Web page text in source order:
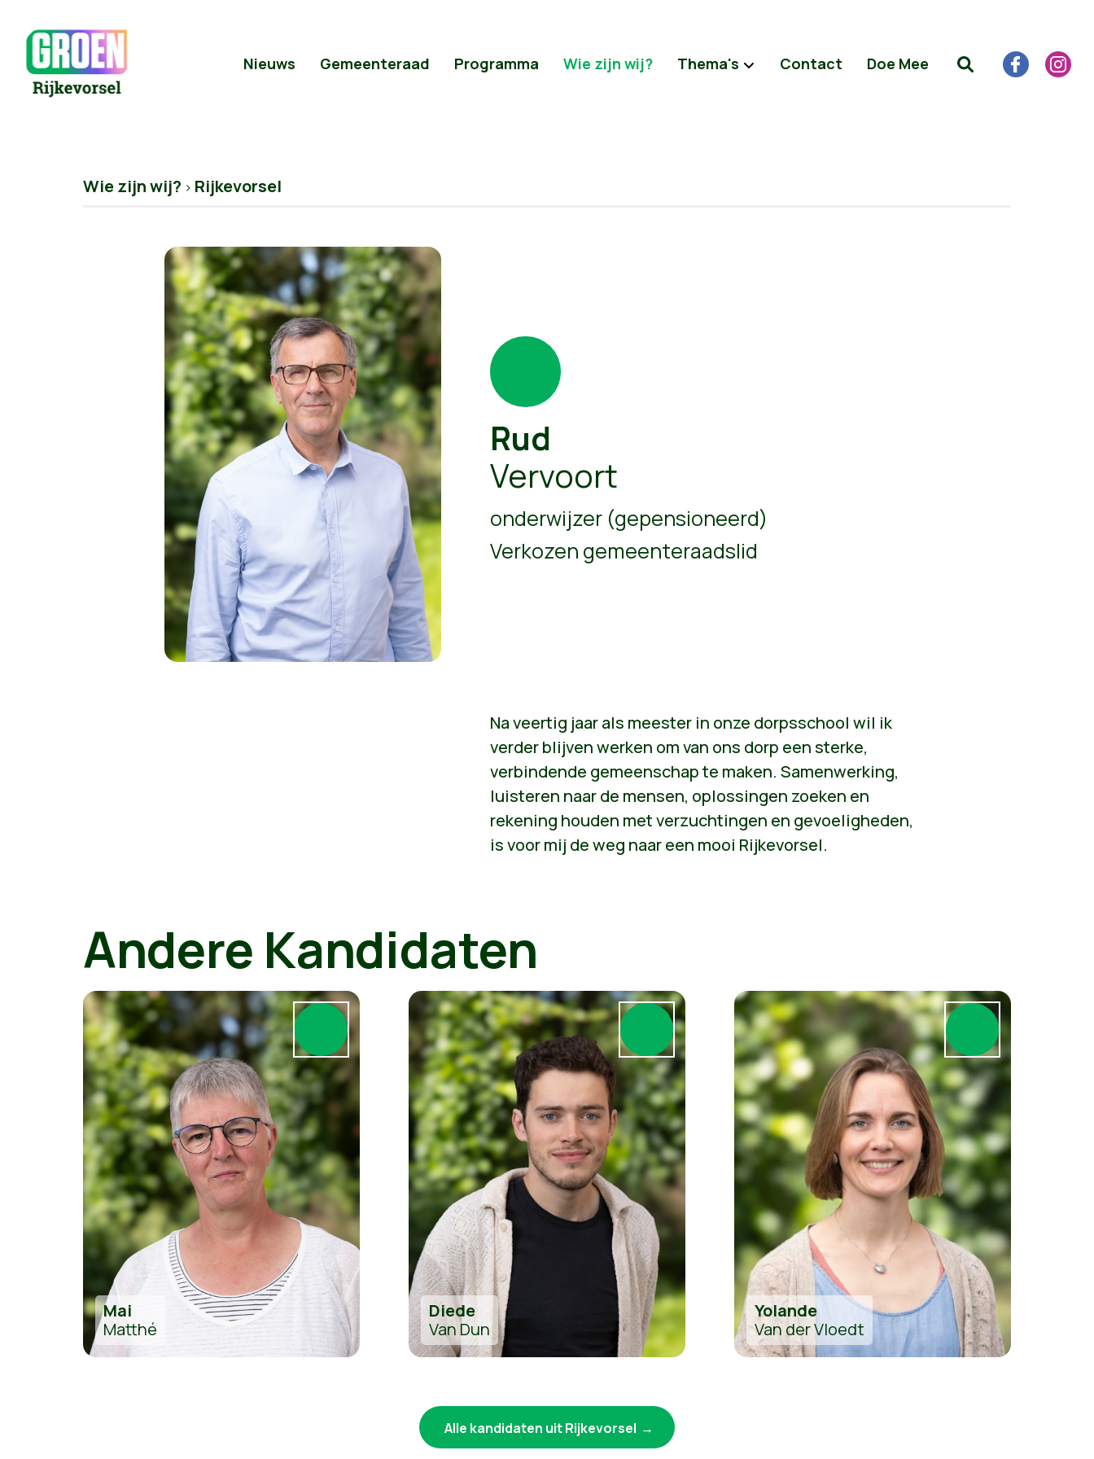
Nieuws Gemeenteraad Programma Wie zijn wij? Thema's Contact Doe Mee
Wie zijn wij? > Rijkevorsel
Rud
Vervoort
onderwijzer (gepensioneerd)
Verkozen gemeenteraadslid
Na veertig jaar als meester in onze dorpsschool wil ik
verder blijven werken om van ons dorp een sterke,
verbindende gemeenschap te maken. Samenwerking,
luisteren naar de mensen, oplossingen zoeken en
rekening houden met verzuchtingen en gevoeligheden,
is voor mij de weg naar een mooi Rijkevorsel.
Andere Kandidaten
Mai
Matthé
Diede
Van Dun
Yolande
Van der Vloedt
Alle kandidaten uit Rijkevorsel